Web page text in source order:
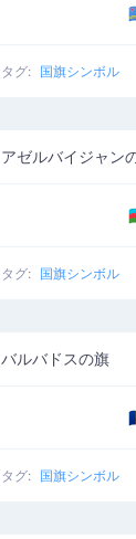
タグ: 国旗シンボル
アゼルバイジャン
タグ: 国旗シンボル
バルバドスの旗
タグ: 国旗シンボル